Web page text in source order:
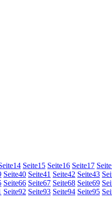
14 Seite15 Seite16 Seite17 Seite
Seite40 Seite41 Seite42 Seite43
Seite66 Seite67 Seite68 Seite69
Seite92 Seite93 Seite94 Seite95